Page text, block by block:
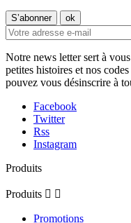
Notre news letter sert à
petites histoires et nos
pouvez vous désinscrire à
Facebook
Twitter
Rss
Instagram
Produits
Produits  
Promotions